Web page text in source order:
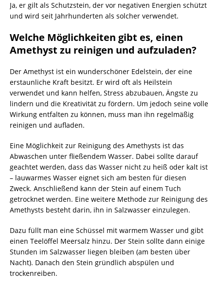
Ja, er gilt als Schutzstein, der vor negativen Energien schützt
und wird seit Jahrhunderten als solcher verwendet.
Welche Möglichkeiten gibt es, einen
Amethyst zu reinigen und aufzuladen?
Der Amethyst ist ein wunderschöner Edelstein, der eine
erstaunliche Kraft besitzt. Er wird oft als Heilstein
verwendet und kann helfen, Stress abzubauen, Ängste zu
lindern und die Kreativität zu fördern. Um jedoch seine volle
Wirkung entfalten zu können, muss man ihn regelmäßig
reinigen und aufladen.
Eine Möglichkeit zur Reinigung des Amethysts ist das
Abwaschen unter fließendem Wasser. Dabei sollte darauf
geachtet werden, dass das Wasser nicht zu heiß oder kalt ist
– lauwarmes Wasser eignet sich am besten für diesen
Zweck. Anschließend kann der Stein auf einem Tuch
getrocknet werden. Eine weitere Methode zur Reinigung des
Amethysts besteht darin, ihn in Salzwasser einzulegen.
Dazu füllt man eine Schüssel mit warmem Wasser und gibt
einen Teelöffel Meersalz hinzu. Der Stein sollte dann einige
Stunden im Salzwasser liegen bleiben (am besten über
Nacht). Danach den Stein gründlich abspülen und
trockenreiben.